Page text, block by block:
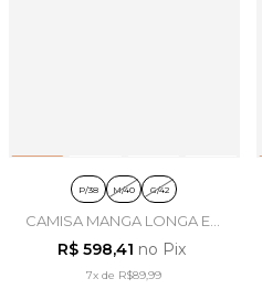
P/38 M/40 G/42
CAMISA MANGA LONGA EM
VISCOSE OFF WHITE -
ARTSY
R$ 598,41 no Pix
7x de R$89,99